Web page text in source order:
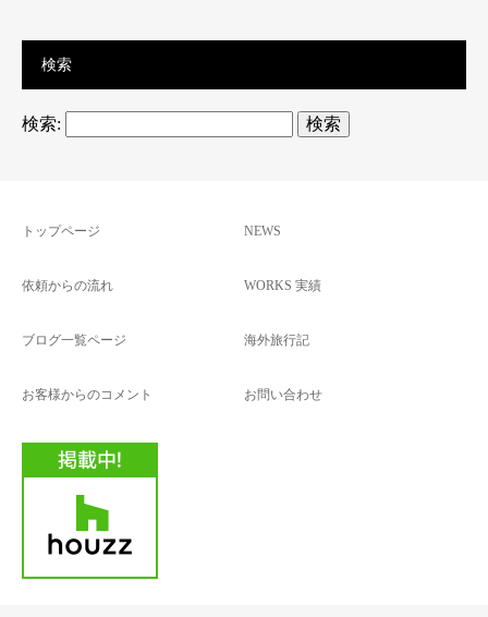
検索
検索:
トップページ NEWS
依頼からの流れ WORKS 実績
ブログ一覧ページ 海外旅行記
お客様からのコメント お問い合わせ